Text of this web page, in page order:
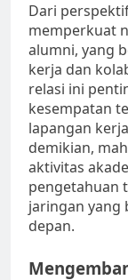
Dari
memperkuat
alumni, yang
kerja dan
relasi ini
kesempatan
lapangan
demikian,
aktivitas
pengetahuan
jaringan yang
depan.